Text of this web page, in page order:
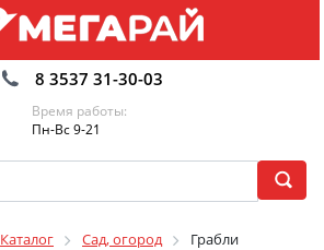
8 3537 31-30-03
Время работы:
Пн-Вс 9-21
Каталог Сад, огород Грабли